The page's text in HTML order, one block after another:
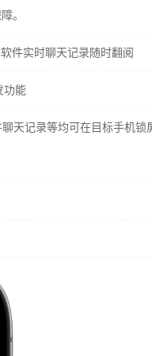
。
件实时聊天记录随时翻阅
功能
天记录等均可在目标手机锁